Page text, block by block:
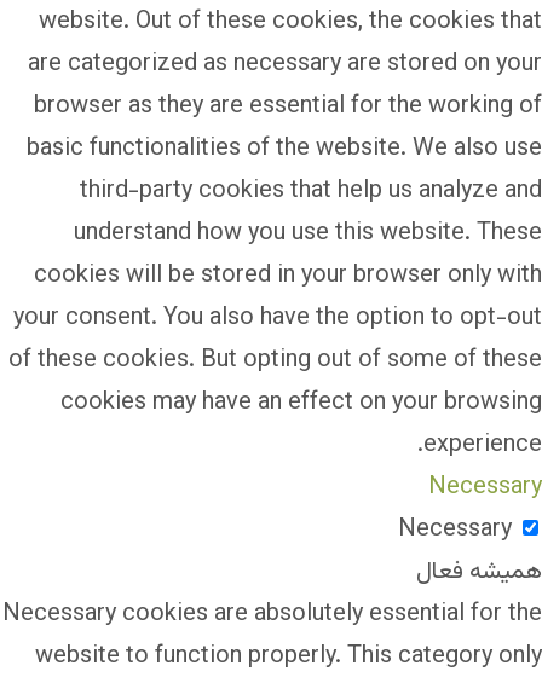
website. Out of these cookies, the cookies that
are categorized as necessary are stored on your
browser as they are essential for the working of
basic functionalities of the website. We also use
third-party cookies that help us analyze and
understand how you use this website. These
cookies will be stored in your browser only with
your consent. You also have the option to opt-out
of these cookies. But opting out of some of these
cookies may have an effect on your browsing
experience.
Necessary
Necessary
همیشه فعال
Necessary cookies are absolutely essential for the
website to function properly. This category only